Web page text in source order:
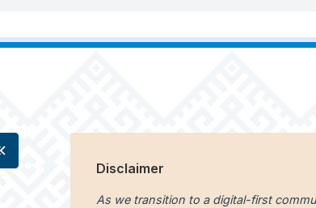
Disclaimer
As we transition to a digital-first